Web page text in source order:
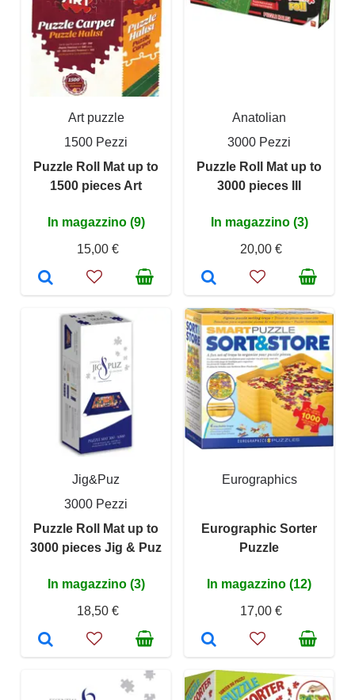
Art puzzle
1500 Pezzi
Puzzle Roll Mat up to
1500 pieces Art
In magazzino (9)
15,00 €
Anatolian
3000 Pezzi
Puzzle Roll Mat up to
3000 pieces III
In magazzino (3)
20,00 €
Jig&Puz
3000 Pezzi
Puzzle Roll Mat up to
3000 pieces Jig & Puz
In magazzino (3)
18,50 €
Eurographics
Eurographic Sorter
Puzzle
In magazzino (12)
17,00 €